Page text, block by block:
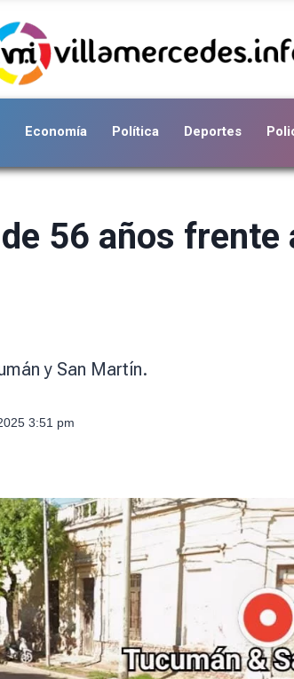
Economía Política Deportes
56 años frente
y San Martín.
3:51 pm